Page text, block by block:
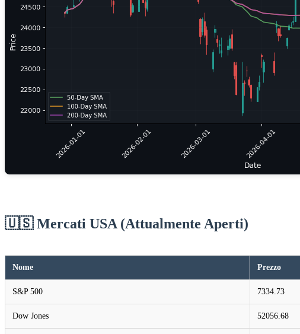
🇺🇸 Mercati USA (Attualmente Aperti)
Nome Prezzo
S&P 500 7334.73
Dow Jones 52056.68